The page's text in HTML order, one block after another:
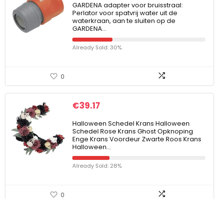
GARDENA adapter voor bruisstraal:
Perlator voor spatvrij water uit de
waterkraan, aan te sluiten op de
GARDENA…
Already Sold: 30%
0
€39.17
Halloween Schedel Krans Halloween
Schedel Rose Krans Ghost Opknoping
Enge Krans Voordeur Zwarte Roos Krans
Halloween…
Already Sold: 28%
0